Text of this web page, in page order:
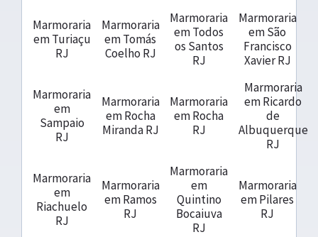
Marmoraria
em Turiaçu
RJ
Marmoraria
em Tomás
Coelho RJ
Marmoraria
em Todos
os Santos
RJ
Marmoraria
em São
Francisco
Xavier RJ
Marmoraria
em
Sampaio
RJ
Marmoraria
em Rocha
Miranda RJ
Marmoraria
em Rocha
RJ
Marmoraria
em Ricardo
de
Albuquerque
RJ
Marmoraria
em
Riachuelo
RJ
Marmoraria
em Ramos
RJ
Marmoraria
em
Quintino
Bocaiuva
RJ
Marmoraria
em Pilares
RJ